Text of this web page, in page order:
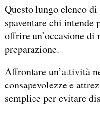
Questo lungo elenco
spaventare chi intende
offrire un’occasione
preparazione.
Affrontare un’attività
consapevolezze e
semplice per evitare